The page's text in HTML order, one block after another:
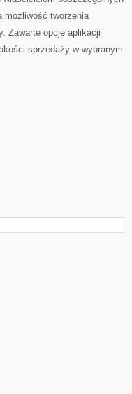
możliwość tworzenia
Zawarte opcje aplikacji
sprzedaży w wybranym